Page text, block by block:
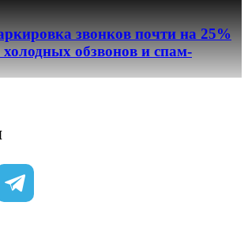
звонков почти на 25%
холодных обзвонов и спам-